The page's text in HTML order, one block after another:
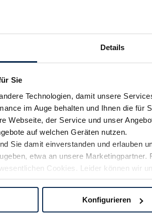
Details
Sie
Technologien, damit unsere
im Auge behalten und Ihnen die für
Webseite, der Service und unser
auf welchen Geräten nutzen.
Sie damit einverstanden und erlauben
etwa an unsere
Cookies. Leider können wir
Weg zu Ihrem Neuwagen unterstützen.
Konfigurieren